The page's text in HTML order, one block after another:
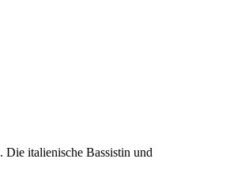
Die italienische Bassistin und